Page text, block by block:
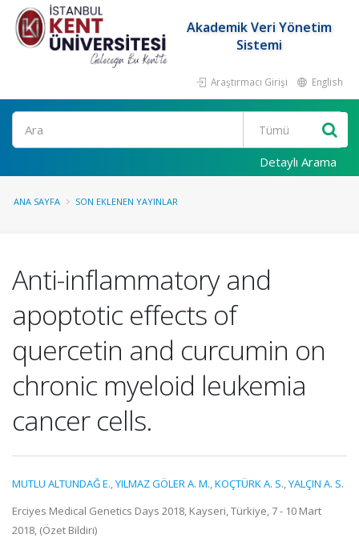
Akademik Veri Yönetim
Sistemi
Araştırmacı Girişi English
Ara
Detaylı Arama
ANA SAYFA SON EKLENEN YAYINLAR
Anti-inflammatory and
apoptotic effects of
quercetin and curcumin on
chronic myeloid leukemia
cancer cells.
MUTLU ALTUNDAĞ E.,YILMAZ GÖLER A. M.,KOÇTÜRK A. S.,YALÇIN A. S.
Erciyes Medical Genetics Days 2018, Kayseri, Türkiye, 7 - 10 Mart
2018, (Özet Bildiri)